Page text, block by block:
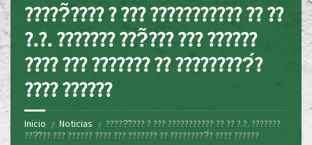
?????̃???? ? ??? ??????????? ?? ??
?.?. ??????? ???̃??? ??? ??????
???? ??? ??????? ?? ?????????́?
???? ??????
Inicio Noticias
?????̃???? ? ??? ??????????? ?? ?? ?.?. ???????
???̃??? ??? ?????? ???? ??? ??????? ?? ?????????́? ???? ??????